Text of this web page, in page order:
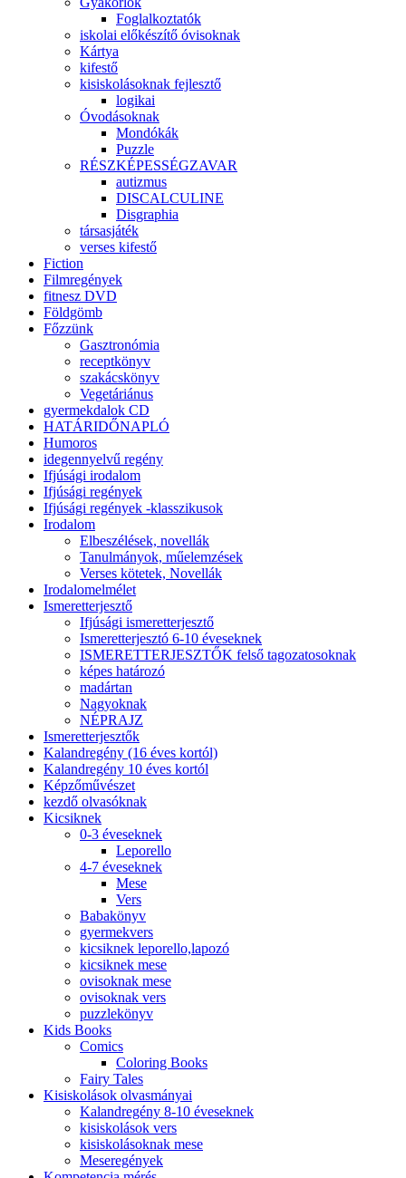
Foglalkoztatók
iskolai előkészítő óvisoknak
Kártya
kifestő
kisiskolásoknak fejlesztő
logikai
Óvodásoknak
Mondókák
Puzzle
RÉSZKÉPESSÉGZAVAR
autizmus
DISCALCULINE
Disgraphia
társasjáték
verses kifestő
Fiction
Filmregények
fitnesz DVD
Földgömb
Főzzünk
Gasztronómia
receptkönyv
szakácskönyv
Vegetáriánus
gyermekdalok CD
HATÁRIDŐNAPLÓ
Humoros
idegennyelvű regény
Ifjúsági irodalom
Ifjúsági regények
Ifjúsági regények -klasszikusok
Irodalom
Elbeszélések, novellák
Tanulmányok, műelemzések
Verses kötetek, Novellák
Irodalomelmélet
Ismeretterjesztő
Ifjúsági ismeretterjesztő
Ismeretterjesztó 6-10 éveseknek
ISMERETTERJESZTŐK felső tagozatosoknak
képes határozó
madártan
Nagyoknak
NÉPRAJZ
Ismeretterjesztők
Kalandregény (16 éves kortól)
Kalandregény 10 éves kortól
Képzőművészet
kezdő olvasóknak
Kicsiknek
0-3 éveseknek
Leporello
4-7 éveseknek
Mese
Vers
Babakönyv
gyermekvers
kicsiknek leporello,lapozó
kicsiknek mese
ovisoknak mese
ovisoknak vers
puzzlekönyv
Kids Books
Comics
Coloring Books
Fairy Tales
Kisiskolások olvasmányai
Kalandregény 8-10 éveseknek
kisiskolások vers
kisiskolásoknak mese
Meseregények